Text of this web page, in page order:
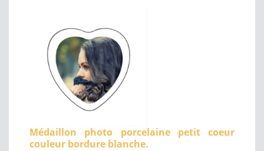
Médaillon photo porcelaine petit coeur
couleur bordure blanche.